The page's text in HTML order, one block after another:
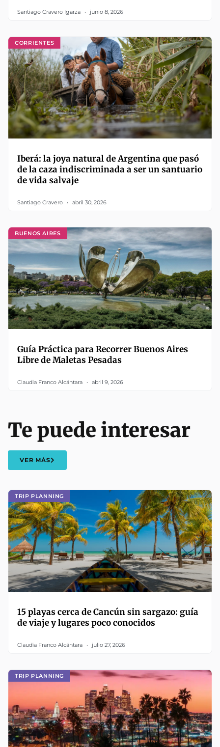
Santiago Cravero Igarza junio 8, 2026
CORRIENTES
Iberá: la joya natural de Argentina que pasó
de la caza indiscriminada a ser un santuario
de vida salvaje
Santiago Cravero abril 30, 2026
BUENOS AIRES
Guía Práctica para Recorrer Buenos Aires
Libre de Maletas Pesadas
Claudia Franco Alcántara abril 9, 2026
TRIP PLANNING
15 playas cerca de Cancún sin sargazo: guía
de viaje y lugares poco conocidos
Claudia Franco Alcántara julio 27, 2026
TRIP PLANNING
Te puede interesar
VER MÁS